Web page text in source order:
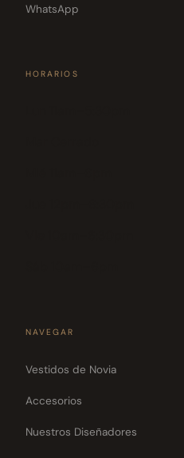
WhatsApp
HORARIOS
NAVEGAR
Vestidos de Novia
Accesorios
Nuestros Diseñadores